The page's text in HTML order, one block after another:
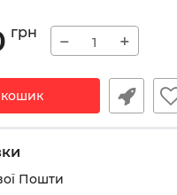
грн − +
Пошти